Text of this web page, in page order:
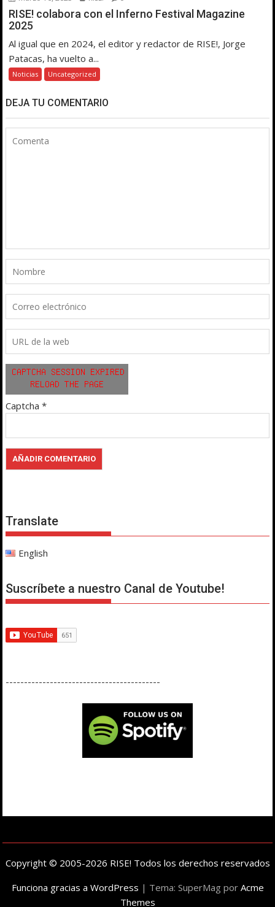
RISE! colabora con el Inferno Festival Magazine
2025
Al igual que en 2024, el editor y redactor de RISE!, Jorge
Patacas, ha vuelto a...
Noticias Uncategorized
DEJA TU COMENTARIO
Captcha *
Translate
English
Suscríbete a nuestro Canal de Youtube!
------------------------------------------
Copyright © 2005-2026 RISE! Todos los derechos reservados
Funciona gracias a WordPress | Tema: SuperMag por Acme
Themes